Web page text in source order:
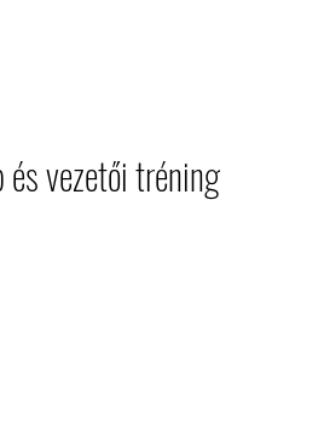
és vezetői tréning